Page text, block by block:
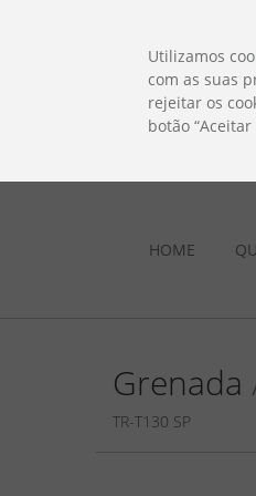
HOME
Grenada
TR-T130 SP
Utilizamos
com as suas
rejeitar os
botão